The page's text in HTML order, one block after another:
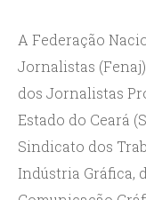
A Federação
Jornalistas
dos Jornalistas
Estado do Ceará
Sindicato dos
Indústria Gráfica,